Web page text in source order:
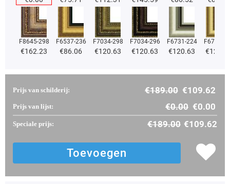
F8645-298
€162.23
F6537-236
€86.06
F7034-298
€120.63
F7034-296
€120.63
F6731-224
€120.63
F6731-
€
Prijs van schilderij: €189.00 €109.62
Prijs van lijst: €0.00 €0.00
Speciale prijs: €189.00 €109.62